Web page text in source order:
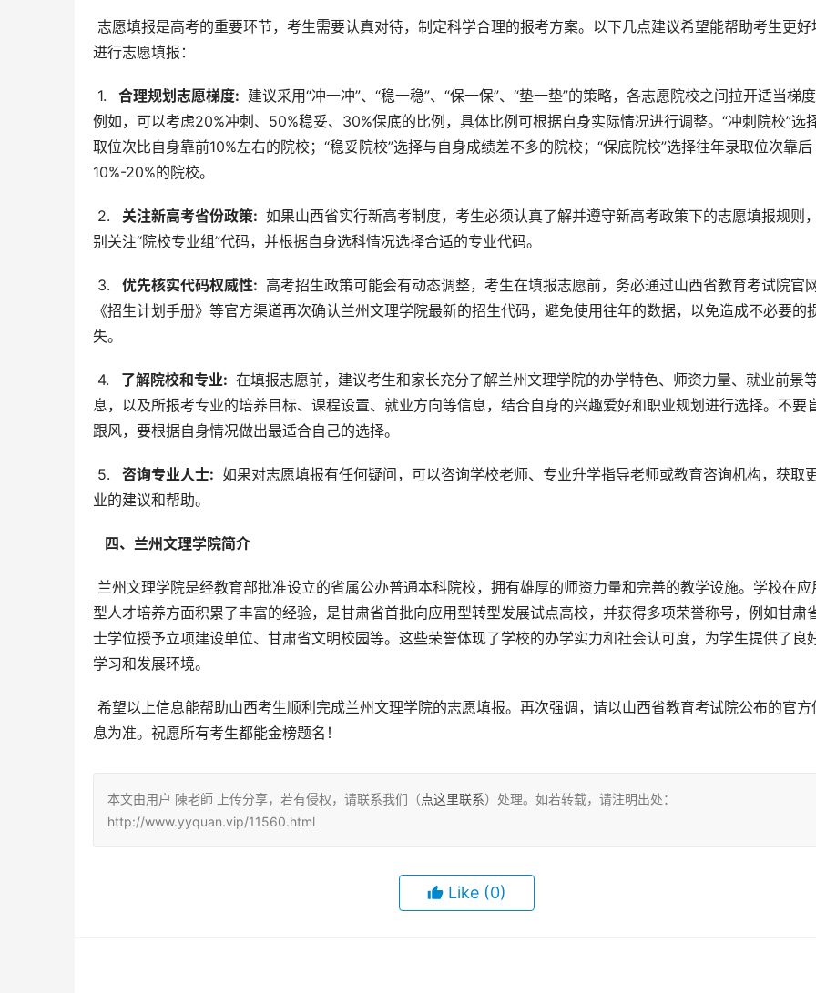
进行志愿填报：
1.
  合理规划志愿梯度:
建议采用“冲一冲”、“稳一稳”、“保一保”、“垫一垫”的策略，各志愿院校之间拉开适当梯度
例如，可以考虑20%冲刺、50%稳妥、30%保底的比例，具体比例可根据自身实际情况进行调整。“冲刺院校”选
取位次比自身靠前10%左右的院校；“稳妥院校”选择与自身成绩差不多的院校；“保底院校”选择往年录取位次靠后
10%-20%的院校。
2.
  关注新高考省份政策:
如果山西省实行新高考制度，考生必须认真了解并遵守新高考政策下的志愿填报规则
别关注“院校专业组”代码，并根据自身选科情况选择合适的专业代码。
3.
  优先核实代码权威性:
高考招生政策可能会有动态调整，考生在填报志愿前，务必通过山西省教育考试院官
《招生计划手册》等官方渠道再次确认兰州文理学院最新的招生代码，避免使用往年的数据，以免造成不必要的
失。
4.
  了解院校和专业:
在填报志愿前，建议考生和家长充分了解兰州文理学院的办学特色、师资力量、就业前景
息，以及所报考专业的培养目标、课程设置、就业方向等信息，结合自身的兴趣爱好和职业规划进行选择。不要
跟风，要根据自身情况做出最适合自己的选择。
5.
  咨询专业人士:
如果对志愿填报有任何疑问，可以咨询学校老师、专业升学指导老师或教育咨询机构，获取
业的建议和帮助。
  四、兰州文理学院简介
型人才培养方面积累了丰富的经验，是甘肃省首批向应用型转型发展试点高校，并获得多项荣誉称号，例如甘肃
士学位授予立项建设单位、甘肃省文明校园等。这些荣誉体现了学校的办学实力和社会认可度，为学生提供了良
学习和发展环境。
息为准。祝愿所有考生都能金榜题名！
本文由用户 陳老師 上传分享，若有侵权，请联系我们（点这里联系）处理。如若转载，请注明出处：
http://www.yyquan.vip/11560.html
Like (0)